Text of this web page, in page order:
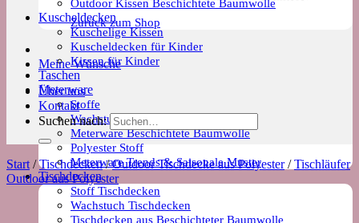
Outdoor Kissen Beschichtete Baumwolle
Kuscheldecken
Kuschelige Kissen
Kuscheldecken für Kinder
Kissen für Kinder
Taschen
Meterware
Stoffe
Wachstuch Stoff
Meterware Beschichtete Baumwolle
Polyester Stoff
Meterware Trends & Saisonale Muster
Tischdecken
Stoff Tischdecken
Wachstuch Tischdecken
Tischdecken aus Beschichteter Baumwolle
Zurück zum Shop
Meine Wünsche
Über uns
Kontakt
Suchen nach:
Start / Tischdecken / Outdoor Tischdecke aus Polyester / Tischläufer
Outdoor aus Polyester